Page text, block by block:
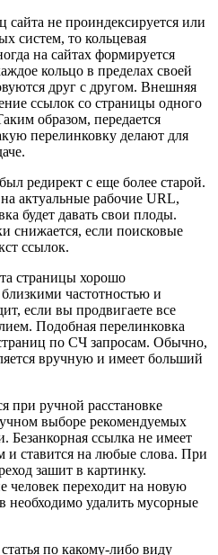
сайта не проиндексируется или
систем, то кольцевая
на сайтах формируется
кольцо в пределах своей
друг с другом. Внешняя
ссылок со страницы одного
образом, передается
перелинковку делают для
редирект с еще более старой.
актуальные рабочие URL,
будет давать свои плоды.
снижается, если поисковые
ссылок.
страницы хорошо
частотностью и
если вы продвигаете все
Подобная перелинковка
по СЧ запросам. Обычно,
вручную и имеет больший
при ручной расстановке
выборе рекомендуемых
Безанкорная ссылка не имеет
и ставится на любые слова. При
зашит в картинку.
человек переходит на новую
необходимо удалить мусорные
по какому-либо виду